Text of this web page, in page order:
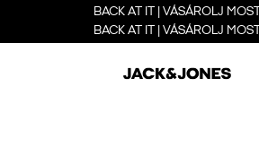
BACK AT IT | VÁSÁROLJ MOST
BACK AT IT | VÁSÁROLJ MOST